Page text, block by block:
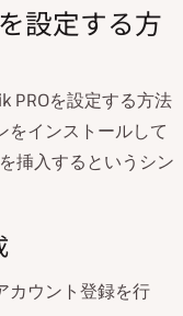
設定する方
PROを設定する方法
をインストールして
挿入するというシン
カウント登録を行